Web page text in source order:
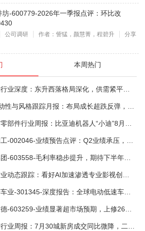
坊-600779-2026年一季报点评：环比改
公司调研 作者：訾猛，颜慧菁，程碧升
分享
本周热门
国投证券-聚氨酯行业深度：东升西落格局深化，供需紧平衡驱动盈利修复-260804
华西证券-健盛集团-603558-毛利率稳步提升，期待下半年无缝加速-260804
太平洋证券-涛涛车业-301345-深度报告：全球电动低速车龙头，掘金户外休闲黄金赛道-260730